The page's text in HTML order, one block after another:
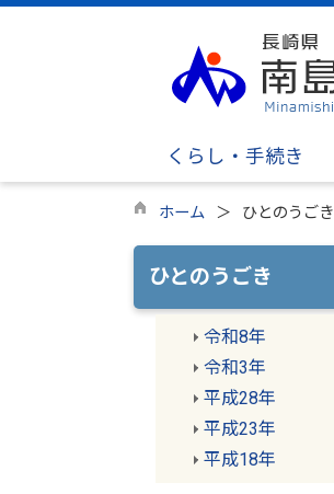
くらし・手続き
ホーム ひとのうごき
ひとのうごき
令和8年
令和3年
平成28年
平成23年
平成18年